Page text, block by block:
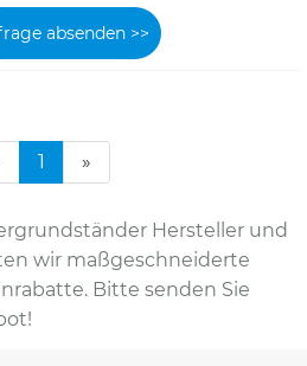
absenden >>
1 »
Hersteller und
wir maßgeschneiderte
Bitte senden Sie